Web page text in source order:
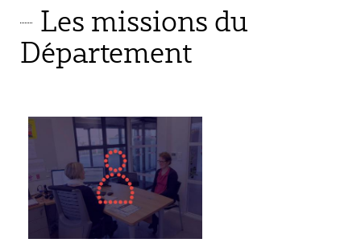
Les missions du
Département